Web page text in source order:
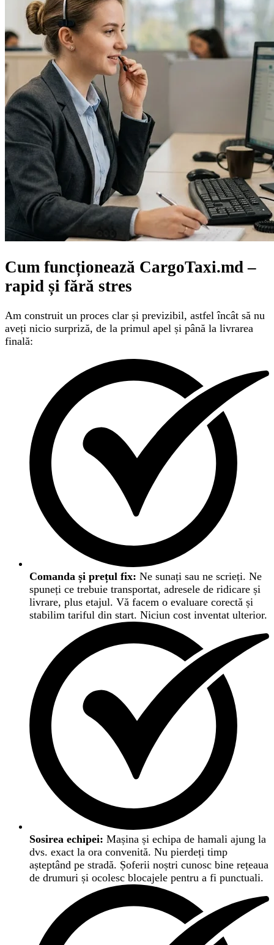
Cum funcționează CargoTaxi.md –
rapid și fără stres
Am construit un proces clar și previzibil, astfel încât să nu
aveți nicio surpriză, de la primul apel și până la livrarea
finală:
Comanda și prețul fix: Ne sunați sau ne scrieți. Ne
spuneți ce trebuie transportat, adresele de ridicare și
livrare, plus etajul. Vă facem o evaluare corectă și
stabilim tariful din start. Niciun cost inventat ulterior.
Sosirea echipei: Mașina și echipa de hamali ajung la
dvs. exact la ora convenită. Nu pierdeți timp
așteptând pe stradă. Șoferii noștri cunosc bine rețeaua
de drumuri și ocolesc blocajele pentru a fi punctuali.